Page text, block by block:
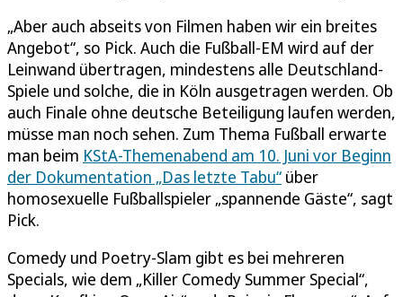
„Aber auch abseits von Filmen haben wir ein breites
Angebot“, so Pick. Auch die Fußball-EM wird auf der
Leinwand übertragen, mindestens alle Deutschland-
Spiele und solche, die in Köln ausgetragen werden. Ob
auch Finale ohne deutsche Beteiligung laufen werden,
müsse man noch sehen. Zum Thema Fußball erwarte
man beim KStA-Themenabend am 10. Juni vor Beginn
der Dokumentation „Das letzte Tabu“ über
homosexuelle Fußballspieler „spannende Gäste“, sagt
Pick.
Comedy und Poetry-Slam gibt es bei mehreren
Specials, wie dem „Killer Comedy Summer Special“,